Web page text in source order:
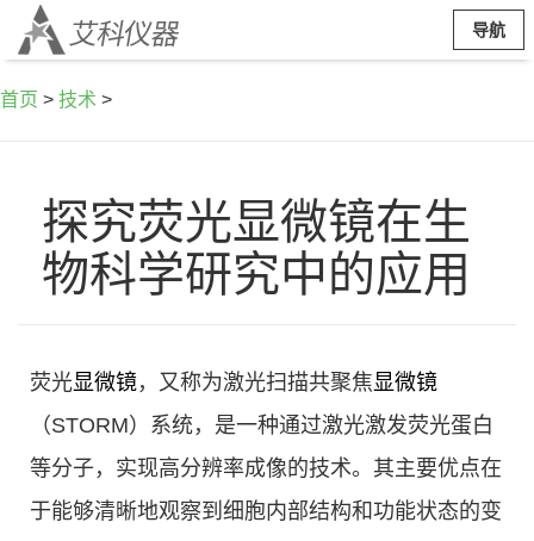
导航
首页 > 技术 >
探究荧光显微镜在生
物科学研究中的应用
荧光显微镜，又称为激光扫描共聚焦显微镜
（STORM）系统，是一种通过激光激发荧光蛋白
等分子，实现高分辨率成像的技术。其主要优点在
于能够清晰地观察到细胞内部结构和功能状态的变